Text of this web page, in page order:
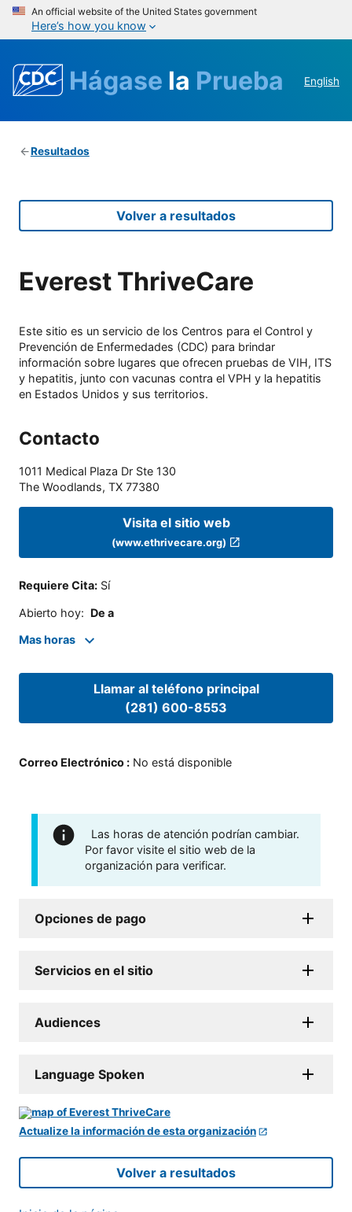
An official website of the United States government
Here’s how you know
Hágase la Prueba English
Resultados
Volver a resultados
Everest ThriveCare
Este sitio es un servicio de los Centros para el Control y
Prevención de Enfermedades (CDC) para brindar
información sobre lugares que ofrecen pruebas de VIH, ITS
y hepatitis, junto con vacunas contra el VPH y la hepatitis
en Estados Unidos y sus territorios.
Contacto
1011 Medical Plaza Dr Ste 130
The Woodlands, TX 77380
Visita el sitio web
(www.ethrivecare.org)
Requiere Cita: Sí
Abierto hoy: De a
Mas horas
Llamar al teléfono principal
(281) 600-8553
Correo Electrónico : No está disponible
Las horas de atención podrían cambiar.
Por favor visite el sitio web de la
organización para verificar.
Opciones de pago
Servicios en el sitio
Audiences
Language Spoken
Actualize la información de esta organización
Volver a resultados